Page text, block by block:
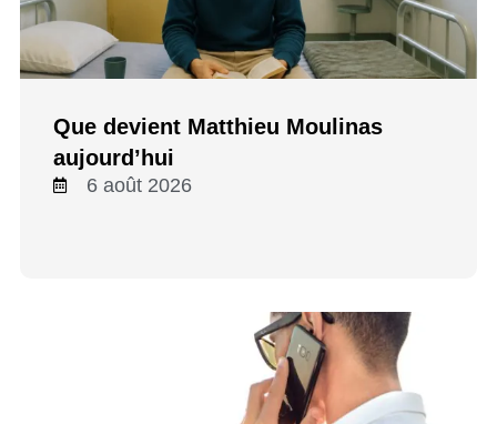
Que devient Matthieu Moulinas
aujourd’hui
6 août 2026